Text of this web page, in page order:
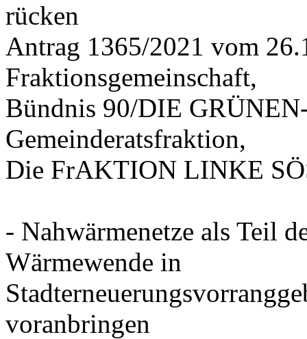
rücken
Antrag 1365/2021 vom
Fraktionsgemeinschaft,
Bündnis 90/DIE
Gemeinderatsfraktion,
Die FrAKTION LINKE
- Nahwärmenetze als Teil
Wärmewende in
voranbringen